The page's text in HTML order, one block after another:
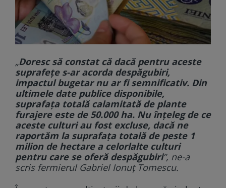
„Doresc să constat că dacă pentru aceste
suprafețe s-ar acorda despăgubiri,
impactul bugetar nu ar fi semnificativ. Din
ultimele date publice disponibile,
suprafața totală calamitată de plante
furajere este de 50.000 ha. Nu înțeleg de ce
aceste culturi au fost excluse, dacă ne
raportăm la suprafața totală de peste 1
milion de hectare a celorlalte culturi
pentru care se oferă despăgubiri”, ne-a
scris fermierul Gabriel Ionuț Tomescu.